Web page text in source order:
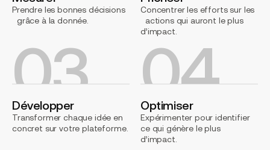
Prendre les bonnes décisions
grâce à la donnée.
Concentrer les efforts sur les
actions qui auront le plus
d’impact.
03
Développer
Transformer chaque idée en
concret sur votre plateforme.
04
Optimiser
Expérimenter pour identifier
ce qui génère le plus
d’impact.